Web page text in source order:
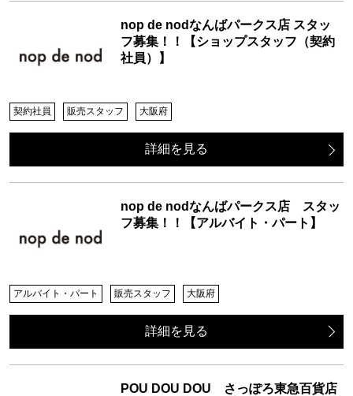
nop de nodなんばパークス店 スタッ
フ募集！！【ショップスタッフ（契約
社員）】
契約社員 販売スタッフ 大阪府
詳細を見る
nop de nodなんばパークス店 スタッ
フ募集！！【アルバイト・パート】
アルバイト・パート 販売スタッフ 大阪府
詳細を見る
POU DOU DOU さっぽろ東急百貨店